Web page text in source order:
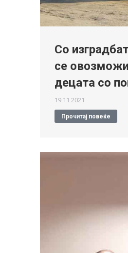
Со
се овозможи
децата со
19.11.2021
Прочитај повеќе